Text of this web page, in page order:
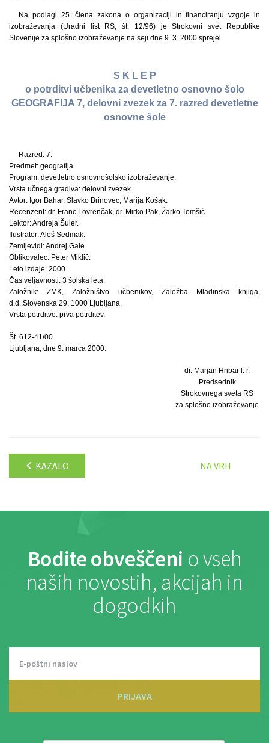
Na podlagi 25. člena zakona o organizaciji in financiranju vzgoje in
izobraževanja (Uradni list RS, št. 12/96) je Strokovni svet Republike
Slovenije za splošno izobraževanje na seji dne 9. 3. 2000 sprejel
S K L E P
o potrditvi učbenika za devetletno osnovno šolo
GEOGRAFIJA 7, delovni zvezek za 7. razred devetletne
osnovne šole
Razred: 7.
Predmet: geografija.
Program: devetletno osnovnošolsko izobraževanje.
Vrsta učnega gradiva: delovni zvezek.
Avtor: Igor Bahar, Slavko Brinovec, Marija Košak.
Recenzent: dr. Franc Lovrenčak, dr. Mirko Pak, Žarko Tomšič.
Lektor: Andreja Šuler.
Ilustrator: Aleš Sedmak.
Zemljevidi: Andrej Gale.
Oblikovalec: Peter Miklič.
Leto izdaje: 2000.
Čas veljavnosti: 3 šolska leta.
Založnik: ZMK, Založništvo učbenikov, Založba Mladinska knjiga,
d.d.,Slovenska 29, 1000 Ljubljana.
Vrsta potrditve: prva potrditev.
Št. 612-41/00
Ljubljana, dne 9. marca 2000.
dr. Marjan Hribar l. r.
Predsednik
Strokovnega sveta RS
za splošno izobraževanje
KAZALO NA VRH
Bodite obveščeni o vseh
naših novostih, akcijah in
dogodkih
PRIJAVA